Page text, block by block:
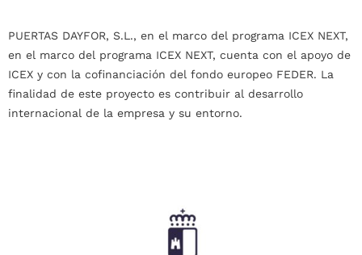
PUERTAS DAYFOR, S.L., en el marco del programa ICEX NEXT,
en el marco del programa ICEX NEXT, cuenta con el apoyo de
ICEX y con la cofinanciación del fondo europeo FEDER. La
finalidad de este proyecto es contribuir al desarrollo
internacional de la empresa y su entorno.